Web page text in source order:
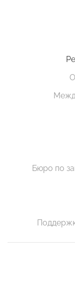
Бюро по